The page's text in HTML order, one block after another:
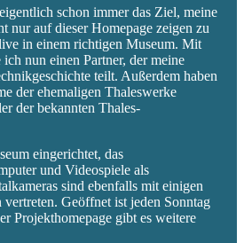
schon immer das Ziel, meine
nur auf dieser Homepage zeigen zu
in einem richtigen Museum. Mit
nun einen Partner, der meine
teilt. Außerdem haben
der ehemaligen Thaleswerke
der bekannten Thales-
eingerichtet, das
und Videospiele als
sind ebenfalls mit einigen
vertreten. Geöffnet ist jeden Sonntag
Projekthomepage gibt es weitere